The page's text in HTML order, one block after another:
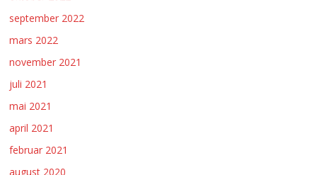
september 2022
mars 2022
november 2021
juli 2021
mai 2021
april 2021
februar 2021
august 2020